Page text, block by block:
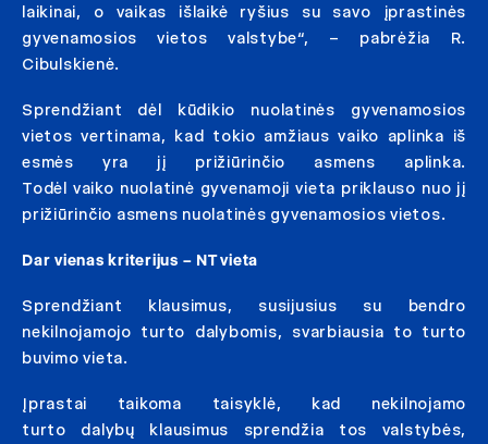
laikinai, o vaikas išlaikė ryšius su savo įprastinės
gyvenamosios vietos valstybe“, – pabrėžia R.
Cibulskienė.
Sprendžiant dėl kūdikio nuolatinės gyvenamosios
vietos vertinama, kad tokio amžiaus vaiko aplinka iš
esmės yra jį prižiūrinčio asmens aplinka.
Todėl vaiko nuolatinė gyvenamoji vieta priklauso nuo jį
prižiūrinčio asmens nuolatinės gyvenamosios vietos.
Dar vienas kriterijus – NT vieta
Sprendžiant klausimus, susijusius su bendro
nekilnojamojo turto dalybomis, svarbiausia to turto
buvimo vieta.
Įprastai taikoma taisyklė, kad nekilnojamo
turto dalybų klausimus sprendžia tos valstybės,